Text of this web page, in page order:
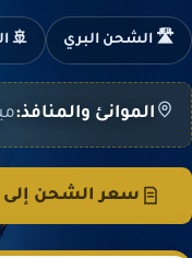
🛣️ الشحن البري 🚢
الموانئ والمنافذ:
سعر الشحن إلى